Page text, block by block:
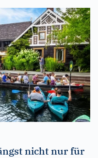
nicht nur für